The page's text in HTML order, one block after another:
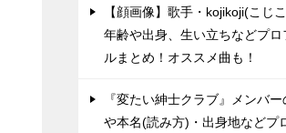
【顔画像】歌手・kojikoji(こじ
年齢や出身、生い立ちなどプロ
ルまとめ！オススメ曲も！
『変たい紳士クラブ』メンバ
や本名(読み方)・出身地などプ